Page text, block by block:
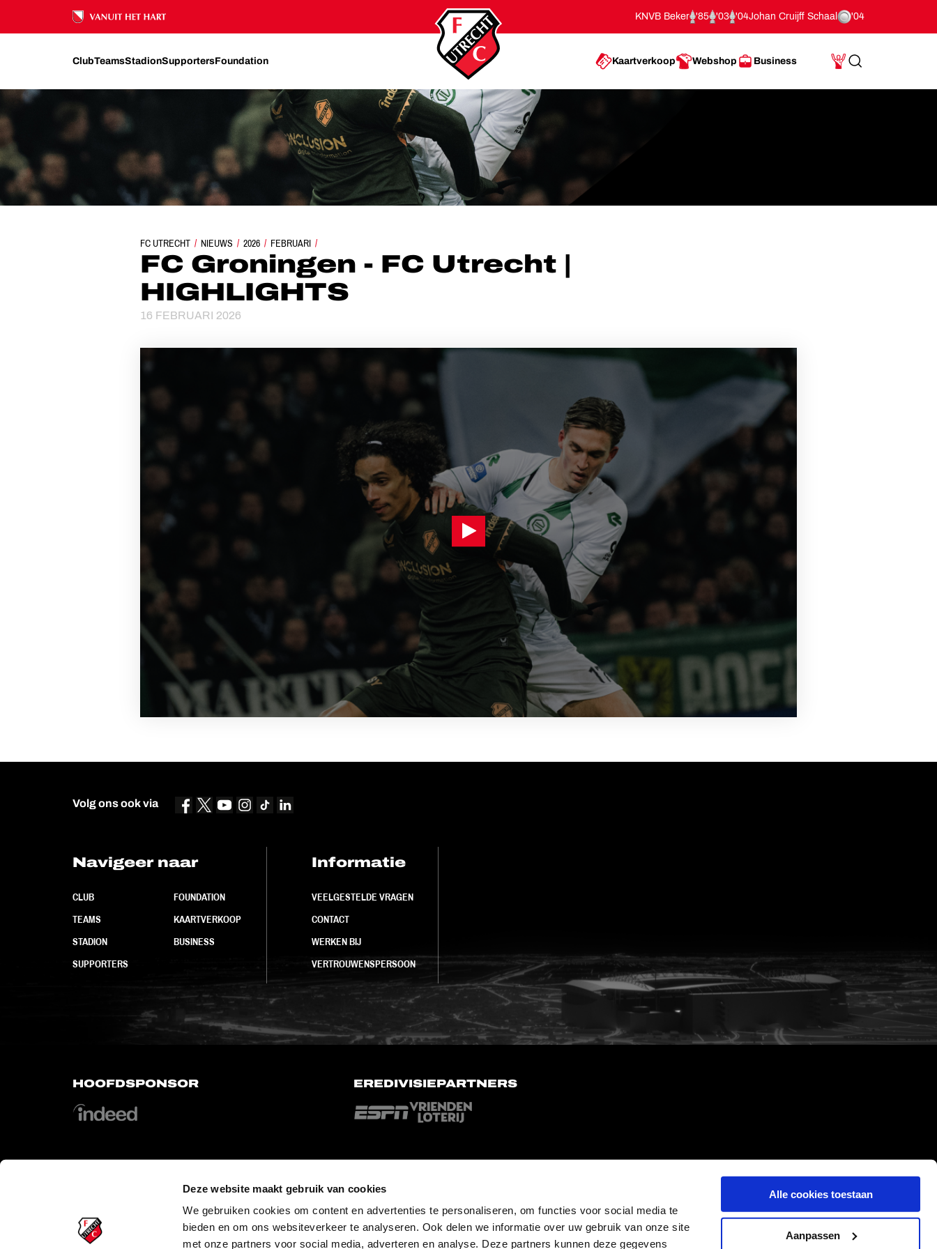
Deze website maakt gebruik van cookies
We gebruiken cookies om content en advertenties te personaliseren, om functies voor social media te
bieden en om ons websiteverkeer te analyseren. Ook delen we informatie over uw gebruik van onze site
met onze partners voor social media, adverteren en analyse. Deze partners kunnen deze gegevens
Alle cookies toestaan
Aanpassen
Ons nalatenschap
KNVB Beker '85 '03 '04Johan Cruijff Schaal '04
ClubTeamsStadionSupportersFoundation Kaartverkoop Webshop Business
Mijn Account
Search
FC UTRECHT NIEUWS 2026 FEBRUARI
FC GRONINGEN - FC UTRECHT | HIGHLIGHTS
FC Groningen - FC Utrecht |
HIGHLIGHTS
16 FEBRUARI 2026
Volg ons ook via
Navigeer naar
CLUB
TEAMS
STADION
SUPPORTERS
FOUNDATION
KAARTVERKOOP
BUSINESS
Informatie
VEELGESTELDE VRAGEN
CONTACT
WERKEN BIJ
VERTROUWENSPERSOON
HOOFDSPONSOR EREDIVISIEPARTNERS
OFFICIAL PARTNERS